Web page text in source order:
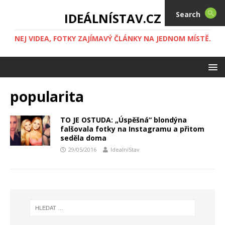
IDEÁLNÍSTAV.CZ
NEJ VIDEA, FOTKY ZAJÍMAVÝ ČLÁNKY NA JEDNOM MÍSTĚ.
popularita
TO JE OSTUDA: „Úspěšná“ blondýna
falšovala fotky na Instagramu a přitom
seděla doma
29/05/2016 IdealníStav
Search